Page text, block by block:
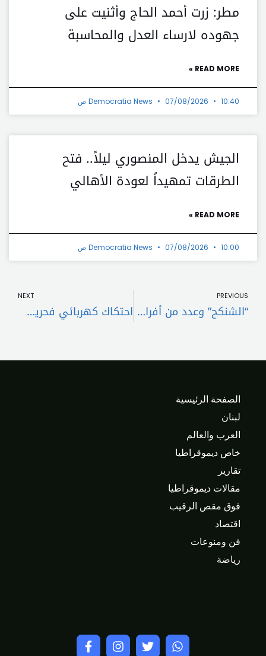
مطر: زرت أحمد الحاج وأثنيت على
جهوده لارساء العدل والمحاسبة
READ MORE »
Democratia News 07/08/2026 10:40 ص
الجيش يدخل المنصوري ليلاً.. فتح
الطرقات تمهيداً لعودة الأهالي
READ MORE »
Democratia News 07/08/2026 10:00 ص
PREVIOUS
“الشنكح” وعدد من أفراد عصابته في قبضة قوى الأمن
NEXT
احتكاك كهربائي فحريق… وإصابات
الصفحة الرئيسية
لبنان
العرب والعالم
خاص ديموقراطيا
تقارير
مقالات ديموقراطيا
فوق مقص الرقيب
اقتصاد
فن ومنوعات
رياضة